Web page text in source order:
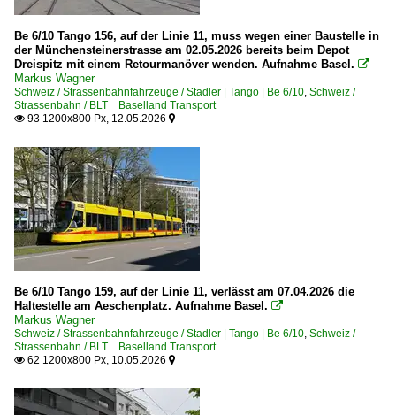
Be 6/10 Tango 156, auf der Linie 11, muss wegen einer Baustelle in
der Münchensteinerstrasse am 02.05.2026 bereits beim Depot
Dreispitz mit einem Retourmanöver wenden. Aufnahme Basel. 
Markus Wagner
Schweiz / Strassenbahnfahrzeuge / Stadler | Tango | Be 6/10, Schweiz /
Strassenbahn / BLT Baselland Transport
 93 1200x800 Px, 12.05.2026 
Be 6/10 Tango 159, auf der Linie 11, verlässt am 07.04.2026 die
Haltestelle am Aeschenplatz. Aufnahme Basel. 
Markus Wagner
Schweiz / Strassenbahnfahrzeuge / Stadler | Tango | Be 6/10, Schweiz /
Strassenbahn / BLT Baselland Transport
 62 1200x800 Px, 10.05.2026 